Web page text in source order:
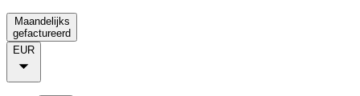
Maandelijks
gefactureerd
EUR